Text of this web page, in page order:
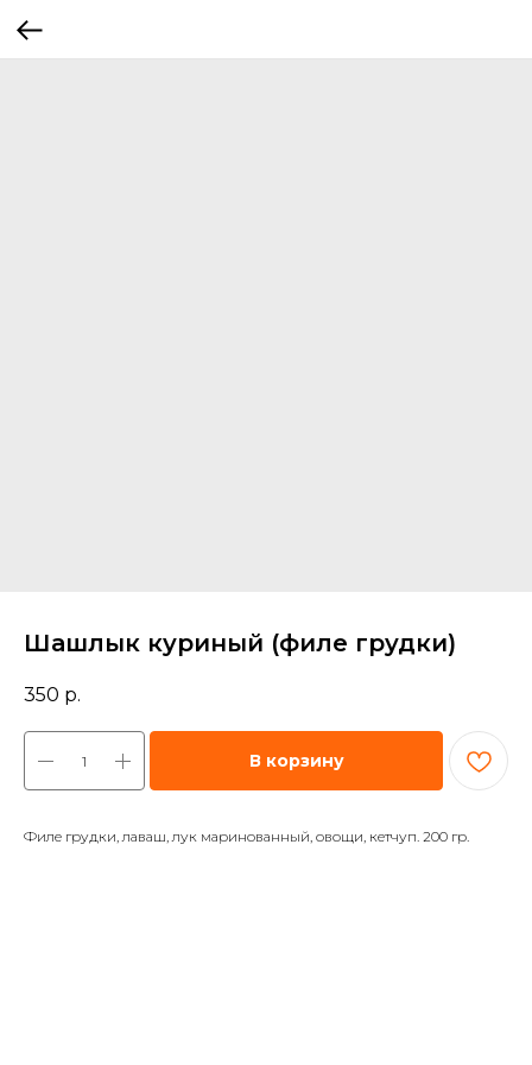
Шашлык куриный (филе грудки)
350 р.
В корзину
Филе грудки, лаваш, лук маринованный, овощи, кетчуп. 200 гр.